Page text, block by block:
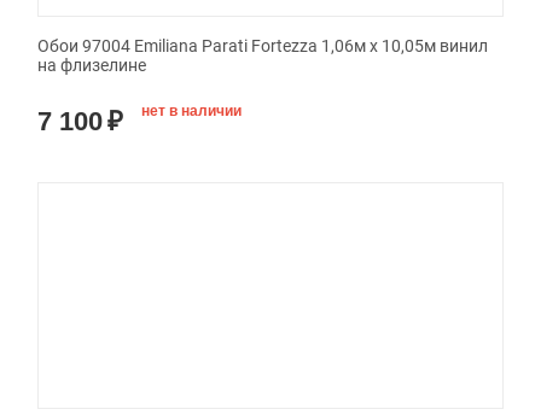
Обои 97004 Emiliana Parati Fortezza 1,06м х 10,05м винил
на флизелине
7 100₽ нет в наличии